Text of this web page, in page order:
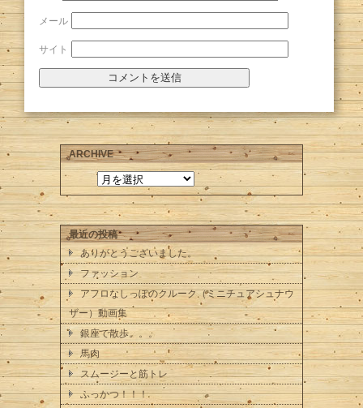
メール
サイト
ARCHIVE
最近の投稿
ありがとうございました。
ファッション
アフロなしっぽのクルーク（ミニチュアシュナウ
ザー）動画集
銀座で散歩。。。
馬肉
スムージーと筋トレ
ふっかつ！！！